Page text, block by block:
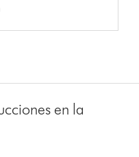
en la